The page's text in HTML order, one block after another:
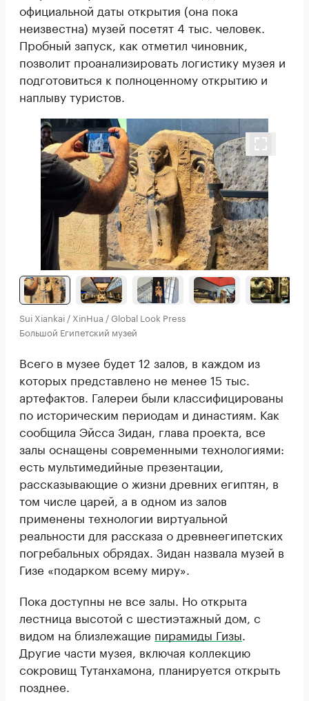
официальной даты открытия (она пока
неизвестна) музей посетят 4 тыс. человек.
Пробный запуск, как отметил чиновник,
позволит проанализировать логистику музея и
подготовиться к полноценному открытию и
наплыву туристов.
Sui Xiankai / XinHua / Global Look Press
Большой Египетский музей
Всего в музее будет 12 залов, в каждом из
которых представлено не менее 15 тыс.
артефактов. Галереи были классифицированы
по историческим периодам и династиям. Как
сообщила Эйсса Зидан, глава проекта, все
залы оснащены современными технологиями:
есть мультимедийные презентации,
рассказывающие о жизни древних египтян, в
том числе царей, а в одном из залов
применены технологии виртуальной
реальности для рассказа о древнеегипетских
погребальных обрядах. Зидан назвала музей в
Гизе «подарком всему миру».
Пока доступны не все залы. Но открыта
лестница высотой с шестиэтажный дом, с
видом на близлежащие пирамиды Гизы
Другие части музея, включая коллекцию
сокровищ Тутанхамона, планируется открыть
позднее.